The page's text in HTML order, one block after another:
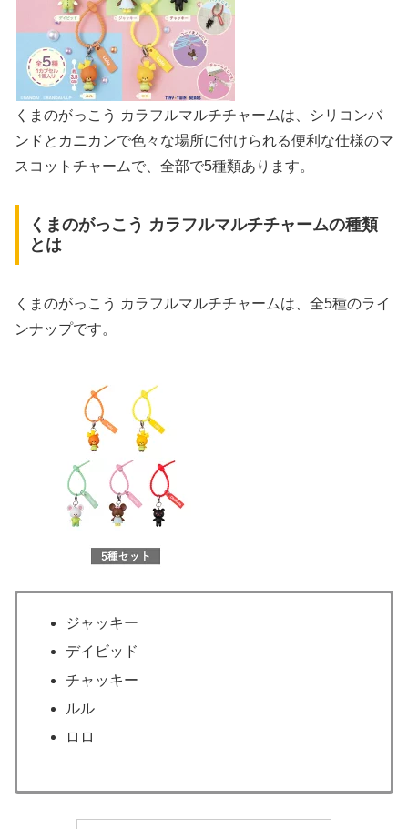
くまのがっこう カラフルマルチチャームは、シリコンバ
ンドとカニカンで色々な場所に付けられる便利な仕様のマ
スコットチャームで、全部で5種類あります。
くまのがっこう カラフルマルチチャームの種類
とは
くまのがっこう カラフルマルチチャームは、全5種のライ
ンナップです。
ジャッキー
デイビッド
チャッキー
ルル
ロロ